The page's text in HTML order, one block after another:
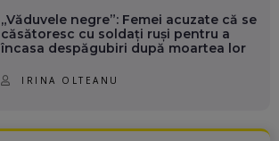
„Văduvele negre”: Femei acuzate că se
căsătoresc cu soldați ruși pentru a
încasa despăgubiri după moartea lor
IRINA OLTEANU